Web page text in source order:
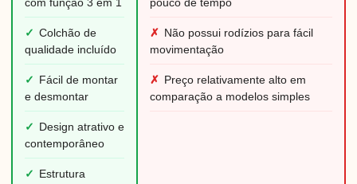
com função 3 em 1
✓ Colchão de
qualidade incluído
✓
Fácil de montar
e desmontar
✓
Design atrativo e
contemporâneo
✓
Estrutura
pouco de tempo
✗ Não possui rodízios para fácil
movimentação
✗ Preço relativamente alto em
comparação a modelos simples